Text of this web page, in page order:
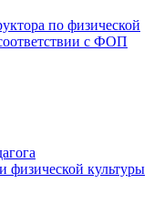
по физической
с ФОП